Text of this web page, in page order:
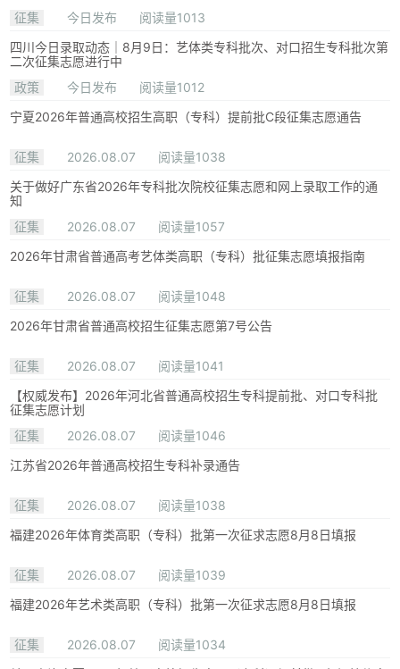
征集
今日发布
阅读量1013
四川今日录取动态｜8月9日：艺体类专科批次、对口招生专科批次第
二次征集志愿进行中
政策
今日发布
阅读量1012
宁夏2026年普通高校招生高职（专科）提前批C段征集志愿通告
征集 2026.08.07
阅读量1038
关于做好广东省2026年专科批次院校征集志愿和网上录取工作的通
知
征集
2026.08.07
阅读量1057
2026年甘肃省普通高考艺体类高职（专科）批征集志愿填报指南
征集 2026.08.07
阅读量1048
2026年甘肃省普通高校招生征集志愿第7号公告
征集 2026.08.07
阅读量1041
【权威发布】2026年河北省普通高校招生专科提前批、对口专科批
征集志愿计划
征集
2026.08.07
阅读量1046
江苏省2026年普通高校招生专科补录通告
征集 2026.08.07
阅读量1038
福建2026年体育类高职（专科）批第一次征求志愿8月8日填报
征集 2026.08.07
阅读量1039
福建2026年艺术类高职（专科）批第一次征求志愿8月8日填报
征集 2026.08.07
阅读量1034